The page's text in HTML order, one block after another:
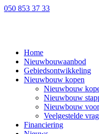
050 853 37 33
Home
Nieuwbouwaanbod
Gebiedsontwikkeling
Nieuwbouw kopen
Nieuwbouw
Nieuwbouw
Nieuwbouw
Veelgestelde
Financiering